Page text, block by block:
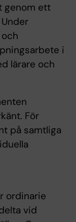
genom ett
i
lärare och
För
på samtliga
ordinarie
vid